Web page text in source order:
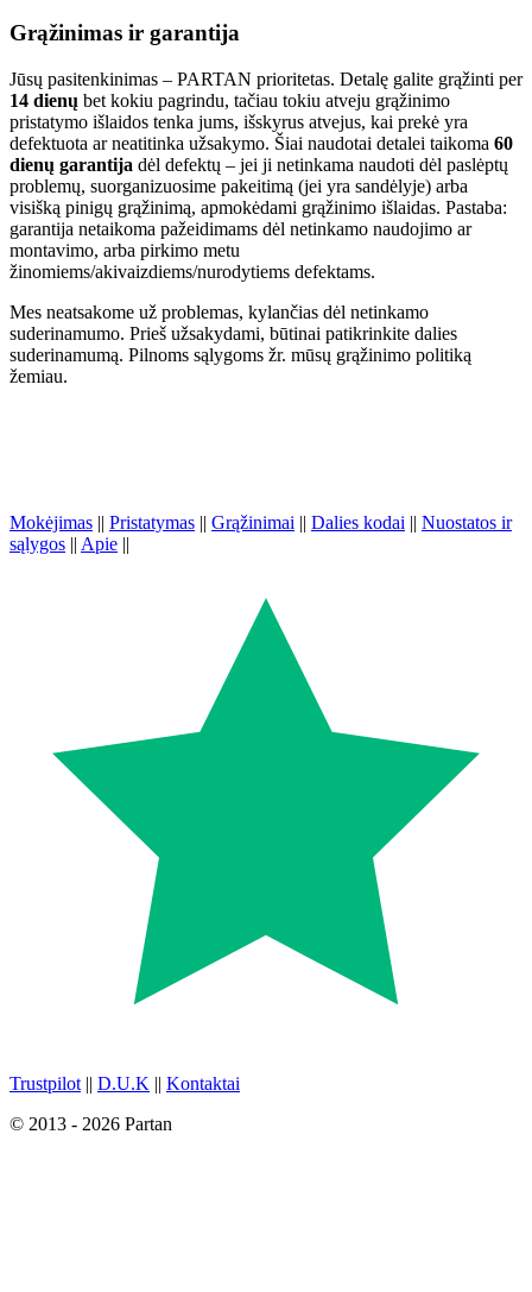
Grąžinimas ir garantija
Jūsų pasitenkinimas – PARTAN prioritetas. Detalę galite grąžinti per
14 dienų bet kokiu pagrindu, tačiau tokiu atveju grąžinimo
pristatymo išlaidos tenka jums, išskyrus atvejus, kai prekė yra
defektuota ar neatitinka užsakymo. Šiai naudotai detalei taikoma 60
dienų garantija dėl defektų – jei ji netinkama naudoti dėl paslėptų
problemų, suorganizuosime pakeitimą (jei yra sandėlyje) arba
visišką pinigų grąžinimą, apmokėdami grąžinimo išlaidas. Pastaba:
garantija netaikoma pažeidimams dėl netinkamo naudojimo ar
montavimo, arba pirkimo metu
žinomiems/akivaizdiems/nurodytiems defektams.
Mes neatsakome už problemas, kylančias dėl netinkamo
suderinamumo. Prieš užsakydami, būtinai patikrinkite dalies
suderinamumą. Pilnoms sąlygoms žr. mūsų grąžinimo politiką
žemiau.
Mokėjimas || Pristatymas || Grąžinimai || Dalies kodai || Nuostatos ir
sąlygos || Apie ||
Trustpilot || D.U.K || Kontaktai
© 2013 - 2026 Partan